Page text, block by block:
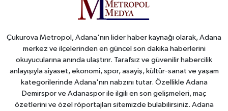
Çukurova Metropol, Adana'nın lider haber kaynağı olarak, Adana
merkez ve ilçelerinden en güncel son dakika haberlerini
okuyucularına anında ulaştırır. Tarafsız ve güvenilir habercilik
anlayışıyla siyaset, ekonomi, spor, asayiş, kültür-sanat ve yaşam
kategorilerinde Adana'nın nabzını tutar. Özellikle Adana
Demirspor ve Adanaspor ile ilgili en son gelişmeleri, maç
özetlerini ve özel röportajları sitemizde bulabilirsiniz. Adana